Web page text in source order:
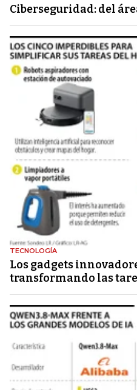
Ciberseguridad: del
TECNOLOGÍA
Los gadgets
transformando las